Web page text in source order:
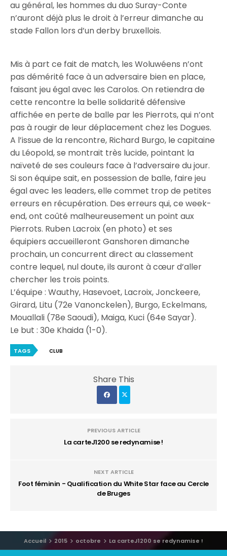
au général, les hommes du duo Suray-Conte
n’auront déjà plus le droit à l’erreur dimanche au
stade Fallon lors d’un derby bruxellois.
Mis à part ce fait de match, les Woluwéens n’ont
pas démérité face à un adversaire bien en place,
faisant jeu égal avec les Carolos. On retiendra de
cette rencontre la belle solidarité défensive
affichée en perte de balle par les Pierrots, qui n’ont
pas à rougir de leur déplacement chez les Dogues.
A l’issue de la rencontre, Richard Burgo, le capitaine
du Léopold, se montrait très lucide, pointant la
naïveté de ses couleurs face à l’adversaire du jour.
Si son équipe sait, en possession de balle, faire jeu
égal avec les leaders, elle commet trop de petites
erreurs en récupération. Des erreurs qui, ce week-
end, ont coûté malheureusement un point aux
Pierrots. Ruben Lacroix (en photo) et ses
équipiers accueilleront Ganshoren dimanche
prochain, un concurrent direct au classement
contre lequel, nul doute, ils auront à cœur d’aller
chercher les trois points.
L’équipe : Wauthy, Hasevoet, Lacroix, Jonckeere,
Girard, Litu (72e Vanonckelen), Burgo, Eckelmans,
Mouallali (78e Saoudi), Maiga, Kuci (64e Sayar).
Le but : 30e Khaida (1-0).
TAGS CLUB
Share This
PREVIOUS ARTICLE
La carteJ1200 se redynamise !
NEXT ARTICLE
Foot féminin - Qualification du White Star face au Cercle
de Bruges
Accueil 2015 octobre La carteJ1200 se redynamise !